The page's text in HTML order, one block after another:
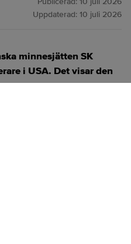
Uppdaterad: 10 juli 2026
minnesjätten SK
i USA. Det visar den